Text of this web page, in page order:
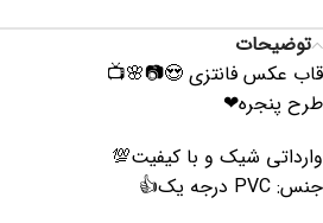
توضیحات
قاب عكس فانتزى 😍📷🌸📺
طرح پنجره❤
وارداتی شیک و با کیفیت💯
جنس: PVC درجه یک👍